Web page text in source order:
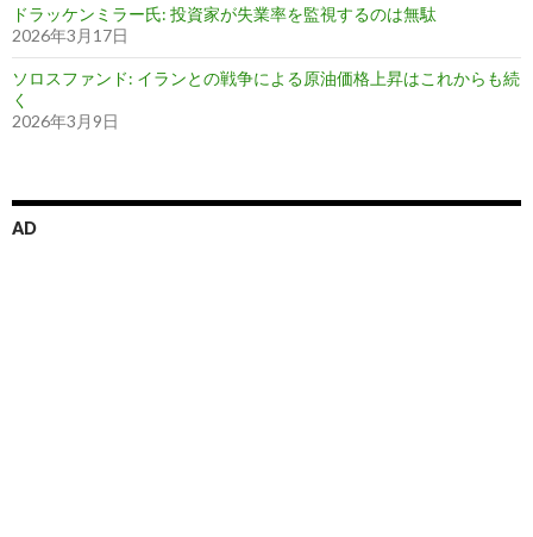
ドラッケンミラー氏: 投資家が失業率を監視するのは無駄
2026年3月17日
ソロスファンド: イランとの戦争による原油価格上昇はこれからも続
く
2026年3月9日
AD